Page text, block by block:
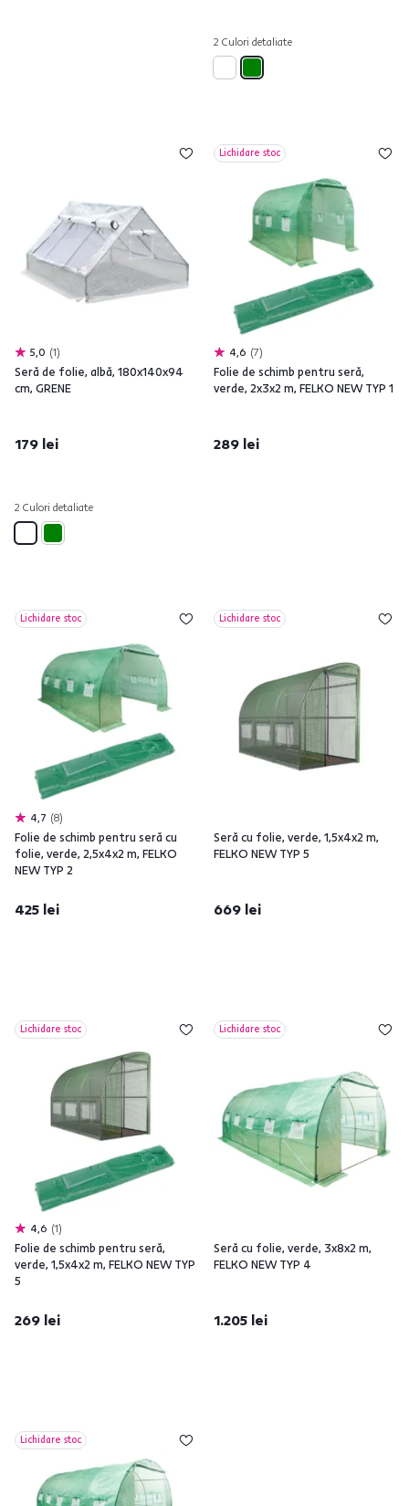
2 Culori detaliate
5,0 1
Seră de folie, albă, 180x140x94
cm, GRENE
179 lei
2 Culori detaliate
Lichidare stoc
4,6 7
Folie de schimb pentru seră,
verde, 2x3x2 m, FELKO NEW TYP 1
289 lei
Lichidare stoc
4,7 8
Folie de schimb pentru seră cu
folie, verde, 2,5x4x2 m, FELKO
NEW TYP 2
425 lei
Lichidare stoc
Seră cu folie, verde, 1,5x4x2 m,
FELKO NEW TYP 5
669 lei
Lichidare stoc
4,6 1
Folie de schimb pentru seră,
verde, 1,5x4x2 m, FELKO NEW TYP
5
269 lei
Lichidare stoc
Seră cu folie, verde, 3x8x2 m,
FELKO NEW TYP 4
1.205 lei
Lichidare stoc